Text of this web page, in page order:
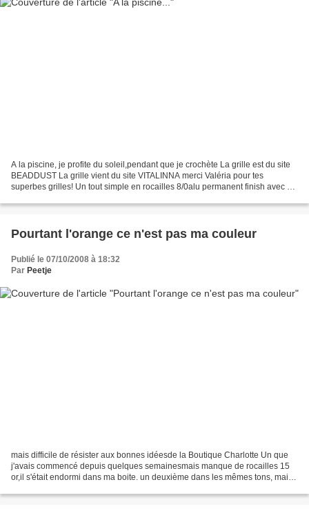
A la piscine, je profite du soleil,pendant que je crochète La grille est du site
BEADDUST La grille vient du site VITALINNA merci Valéria pour tes
superbes grilles! Un tout simple en rocailles 8/0alu permanent finish avec un
Pourtant l'orange ce n'est pas ma couleur
Publié le 07/10/2008 à 18:32
Par Peetje
mais difficile de résister aux bonnes idéesde la Boutique Charlotte Un que
j'avais commencé depuis quelques semainesmais manque de rocailles 15
or,il s'était endormi dans ma boite. un deuxième dans les mêmes tons, mais